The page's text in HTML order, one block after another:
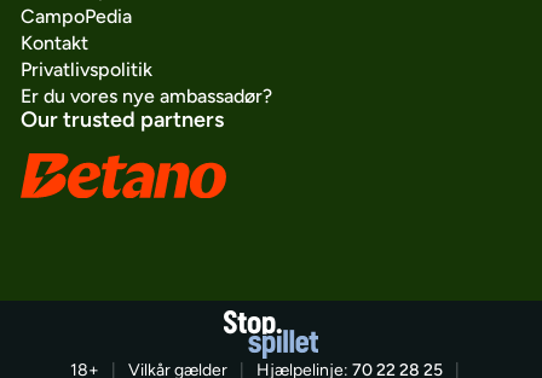
CampoPedia
Kontakt
Privatlivspolitik
Er du vores nye ambassadør?
Our trusted partners
18+ Vilkår gælder Hjælpelinje: 70 22 28 25